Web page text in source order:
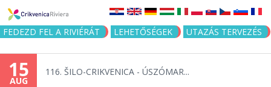
Jump to navigation
FEDEZD FEL A RIVIÉRÁT LEHETŐSÉGEK UTAZÁS TERVEZÉS
15
AUG
116. ŠILO-CRIKVENICA - ÚSZÓMAR...